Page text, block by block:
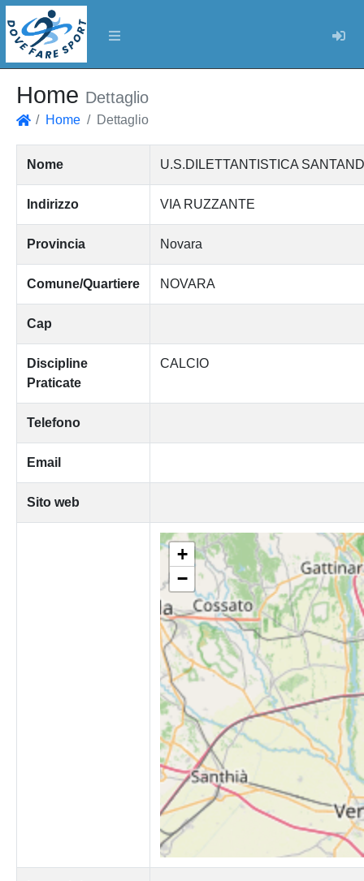
Home Dettaglio
Home Dettaglio
Nome U.S.DILETTANTISTICA
Indirizzo VIA RUZZANTE
Provincia Novara
Comune/Quartiere NOVARA
Cap
Discipline
Praticate
CALCIO
Telefono
Email
Sito web
+
−